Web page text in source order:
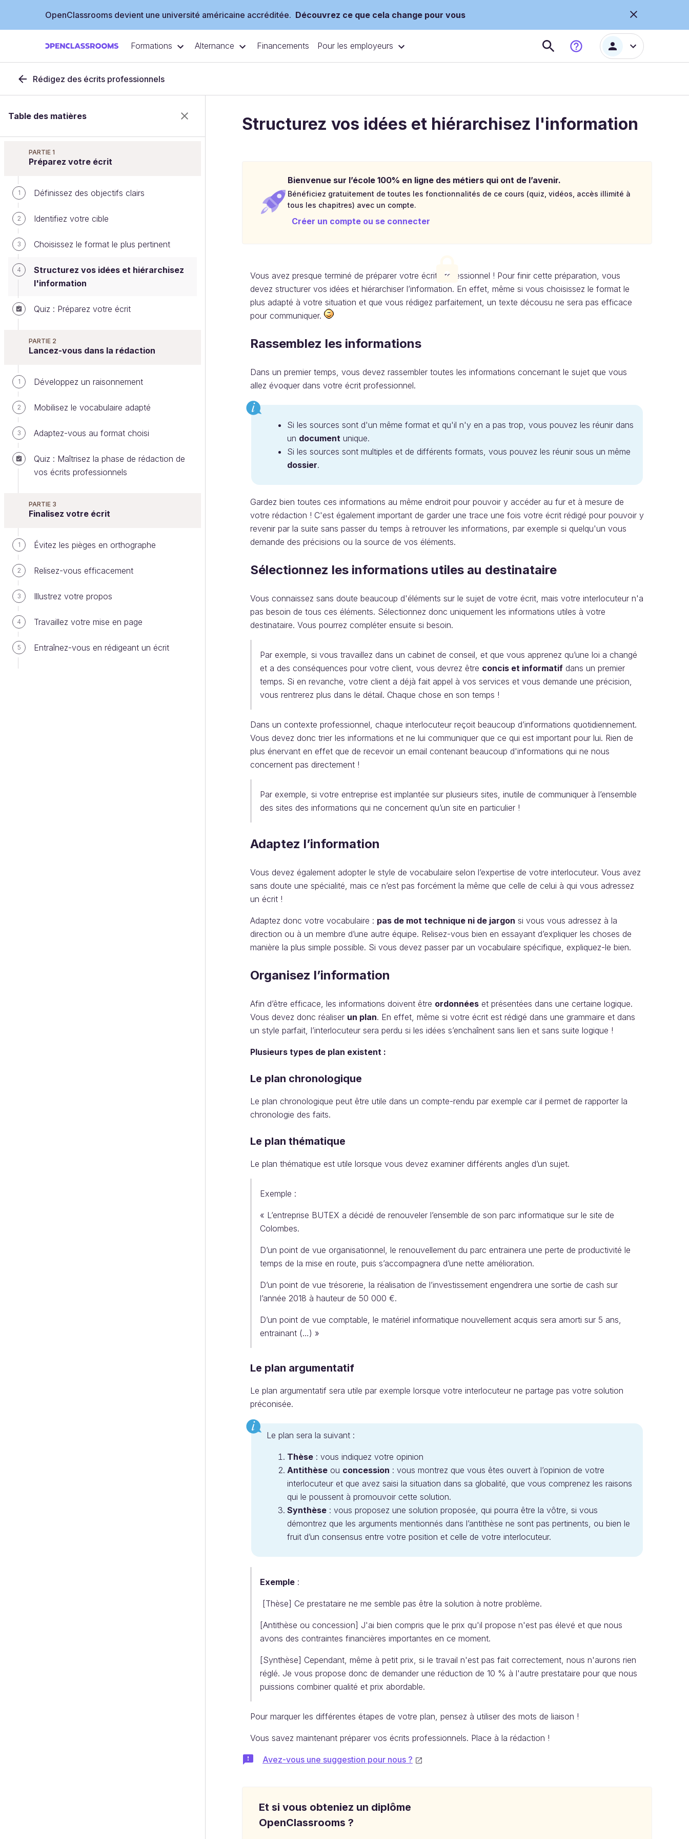
OpenClassrooms devient une université américaine accréditée. Découvrez ce que cela change pour vous
Formations Alternance Financements Pour les employeurs
Rédigez des écrits professionnels
Table des matières
PARTIE 1
Préparez votre écrit
1 Définissez des objectifs clairs
2 Identifiez votre cible
3 Choisissez le format le plus pertinent
4
Structurez vos idées et hiérarchisez
l'information
Quiz : Préparez votre écrit
PARTIE 2
Lancez-vous dans la rédaction
1 Développez un raisonnement
2 Mobilisez le vocabulaire adapté
3 Adaptez-vous au format choisi
Quiz : Maîtrisez la phase de rédaction de
vos écrits professionnels
PARTIE 3
Finalisez votre écrit
1 Évitez les pièges en orthographe
2 Relisez-vous efficacement
3 Illustrez votre propos
4 Travaillez votre mise en page
5 Entraînez-vous en rédigeant un écrit
Structurez vos idées et hiérarchisez l'information
Bienvenue sur l’école 100% en ligne des métiers qui ont de l’avenir.
Bénéficiez gratuitement de toutes les fonctionnalités de ce cours (quiz, vidéos, accès illimité à
tous les chapitres) avec un compte.
Créer un compte ou se connecter
Vous avez presque terminé de préparer votre écrit professionnel ! Pour finir cette préparation, vous
devez structurer vos idées et hiérarchiser l’information. En effet, même si vous choisissez le format le
plus adapté à votre situation et que vous rédigez parfaitement, un texte décousu ne sera pas efficace
pour communiquer.
Rassemblez les informations
Dans un premier temps, vous devez rassembler toutes les informations concernant le sujet que vous
allez évoquer dans votre écrit professionnel.
Si les sources sont d'un même format et qu'il n'y en a pas trop, vous pouvez les réunir dans
un document unique.
Si les sources sont multiples et de différents formats, vous pouvez les réunir sous un même
dossier.
Gardez bien toutes ces informations au même endroit pour pouvoir y accéder au fur et à mesure de
votre rédaction ! C'est également important de garder une trace une fois votre écrit rédigé pour pouvoir y
revenir par la suite sans passer du temps à retrouver les informations, par exemple si quelqu'un vous
demande des précisions ou la source de vos éléments.
Sélectionnez les informations utiles au destinataire
Vous connaissez sans doute beaucoup d'éléments sur le sujet de votre écrit, mais votre interlocuteur n'a
pas besoin de tous ces éléments. Sélectionnez donc uniquement les informations utiles à votre
destinataire. Vous pourrez compléter ensuite si besoin.
Par exemple, si vous travaillez dans un cabinet de conseil, et que vous apprenez qu’une loi a changé
et a des conséquences pour votre client, vous devrez être concis et informatif dans un premier
temps. Si en revanche, votre client a déjà fait appel à vos services et vous demande une précision,
vous rentrerez plus dans le détail. Chaque chose en son temps !
Dans un contexte professionnel, chaque interlocuteur reçoit beaucoup d’informations quotidiennement.
Vous devez donc trier les informations et ne lui communiquer que ce qui est important pour lui. Rien de
plus énervant en effet que de recevoir un email contenant beaucoup d'informations qui ne nous
concernent pas directement !
Par exemple, si votre entreprise est implantée sur plusieurs sites, inutile de communiquer à l’ensemble
des sites des informations qui ne concernent qu’un site en particulier !
Adaptez l’information
Vous devez également adopter le style de vocabulaire selon l’expertise de votre interlocuteur. Vous avez
sans doute une spécialité, mais ce n’est pas forcément la même que celle de celui à qui vous adressez
un écrit !
Adaptez donc votre vocabulaire : pas de mot technique ni de jargon si vous vous adressez à la
direction ou à un membre d’une autre équipe. Relisez-vous bien en essayant d’expliquer les choses de
manière la plus simple possible. Si vous devez passer par un vocabulaire spécifique, expliquez-le bien.
Organisez l’information
Afin d’être efficace, les informations doivent être ordonnées et présentées dans une certaine logique.
Vous devez donc réaliser un plan. En effet, même si votre écrit est rédigé dans une grammaire et dans
un style parfait, l’interlocuteur sera perdu si les idées s’enchaînent sans lien et sans suite logique !
Plusieurs types de plan existent :
Le plan chronologique
Le plan chronologique peut être utile dans un compte-rendu par exemple car il permet de rapporter la
chronologie des faits.
Le plan thématique
Le plan thématique est utile lorsque vous devez examiner différents angles d’un sujet.
Exemple :
« L’entreprise BUTEX a décidé de renouveler l’ensemble de son parc informatique sur le site de
Colombes.
D’un point de vue organisationnel, le renouvellement du parc entrainera une perte de productivité le
temps de la mise en route, puis s’accompagnera d’une nette amélioration.
D’un point de vue trésorerie, la réalisation de l’investissement engendrera une sortie de cash sur
l’année 2018 à hauteur de 50 000 €.
D’un point de vue comptable, le matériel informatique nouvellement acquis sera amorti sur 5 ans,
entrainant (…) »
Le plan argumentatif
Le plan argumentatif sera utile par exemple lorsque votre interlocuteur ne partage pas votre solution
préconisée.
Le plan sera la suivant :
Thèse : vous indiquez votre opinion
Antithèse ou concession : vous montrez que vous êtes ouvert à l’opinion de votre
interlocuteur et que avez saisi la situation dans sa globalité, que vous comprenez les raisons
qui le poussent à promouvoir cette solution.
Synthèse : vous proposez une solution proposée, qui pourra être la vôtre, si vous
démontrez que les arguments mentionnés dans l’antithèse ne sont pas pertinents, ou bien le
fruit d’un consensus entre votre position et celle de votre interlocuteur.
Exemple :
[Thèse] Ce prestataire ne me semble pas être la solution à notre problème.
[Antithèse ou concession] J'ai bien compris que le prix qu'il propose n'est pas élevé et que nous
avons des contraintes financières importantes en ce moment.
[Synthèse] Cependant, même à petit prix, si le travail n'est pas fait correctement, nous n'aurons rien
réglé. Je vous propose donc de demander une réduction de 10 % à l'autre prestataire pour que nous
puissions combiner qualité et prix abordable.
Pour marquer les différentes étapes de votre plan, pensez à utiliser des mots de liaison !
Vous savez maintenant préparer vos écrits professionnels. Place à la rédaction !
Avez-vous une suggestion pour nous ?
Et si vous obteniez un diplôme
OpenClassrooms ?